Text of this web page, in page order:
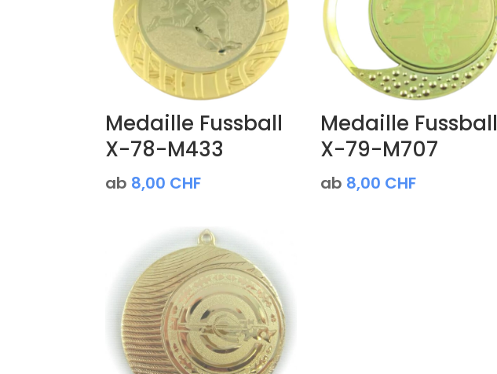
Medaille Fussball
X-78-M433
ab 8,00 CHF
Medaille Fussball
X-79-M707
ab 8,00 CHF